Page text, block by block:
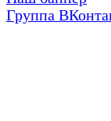
Группа